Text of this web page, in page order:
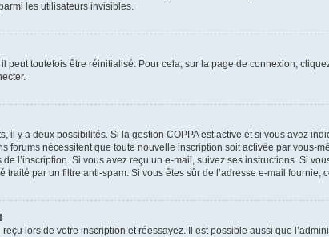
les utilisateurs invisibles.
peut toutefois être réinitialisé. Pour cela, sur la page de connexion,
il y a deux possibilités. Si la gestion COPPA est active et si vous avez
forums nécessitent que toute nouvelle inscription soit activée par vous-
l’inscription. Si vous avez reçu un e-mail, suivez ses instructions. Si
par un filtre anti-spam. Si vous êtes sûr de l’adresse e-mail fournie,
lors de votre inscription et réessayez. Il est possible aussi que